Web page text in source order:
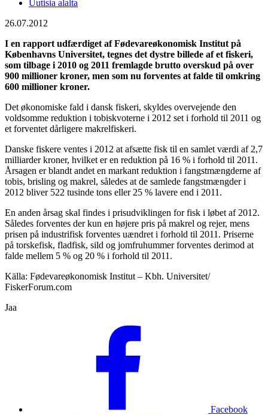
Uutisia alalta
26.07.2012
I en rapport udfærdiget af Fødevareøkonomisk Institut på
Københavns Universitet, tegnes det dystre billede af et fiskeri,
som tilbage i 2010 og 2011 fremlagde brutto overskud på over
900 millioner kroner, men som nu forventes at falde til omkring
600 millioner kroner.
Det økonomiske fald i dansk fiskeri, skyldes overvejende den
voldsomme reduktion i tobiskvoterne i 2012 set i forhold til 2011 og
et forventet dårligere makrelfiskeri.
Danske fiskere ventes i 2012 at afsætte fisk til en samlet værdi af 2,7
milliarder kroner, hvilket er en reduktion på 16 % i forhold til 2011.
Årsagen er blandt andet en markant reduktion i fangstmængderne af
tobis, brisling og makrel, således at de samlede fangstmængder i
2012 bliver 522 tusinde tons eller 25 % lavere end i 2011.
En anden årsag skal findes i prisudviklingen for fisk i løbet af 2012.
Således forventes der kun en højere pris på makrel og rejer, mens
prisen på industrifisk forventes uændret i forhold til 2011. Priserne
på torskefisk, fladfisk, sild og jomfruhummer forventes derimod at
falde mellem 5 % og 20 % i forhold til 2011.
Källa: Fødevareøkonomisk Institut – Kbh. Universitet/
FiskerForum.com
Jaa
Facebook